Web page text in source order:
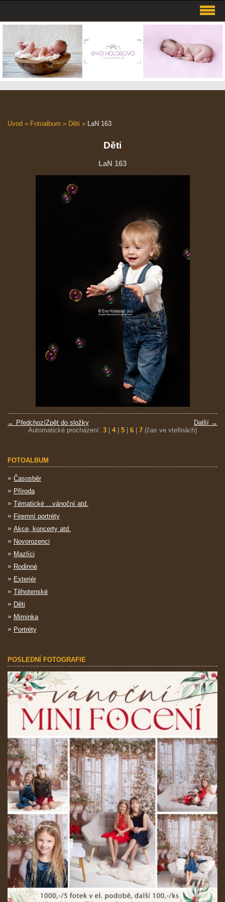
Úvod » Fotoalbum » Děti » LaN 163
Děti
LaN 163
← Předchozí Další →
Zpět do složky
Automatické procházení: 3 4| 5 6 7 (čas ve vteřinách)
FOTOALBUM
Časosběr
Příroda
Tématické ...vánoční atd.
Firemní portréty
Akce, koncerty atd.
Novorozenci
Mazlíci
Rodinné
Exteriér
Těhotenské
Děti
Miminka
Portréty
POSLEDNÍ FOTOGRAFIE